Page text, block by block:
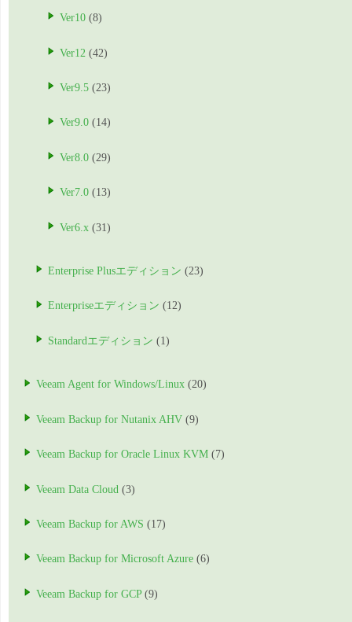
Ver10 (8)
Ver12 (42)
Ver9.5 (23)
Ver9.0 (14)
Ver8.0 (29)
Ver7.0 (13)
Ver6.x (31)
Enterprise Plusエディション (23)
Enterpriseエディション (12)
Standardエディション (1)
Veeam Agent for Windows/Linux (20)
Veeam Backup for Nutanix AHV (9)
Veeam Backup for Oracle Linux KVM (7)
Veeam Data Cloud (3)
Veeam Backup for AWS (17)
Veeam Backup for Microsoft Azure (6)
Veeam Backup for GCP(9)